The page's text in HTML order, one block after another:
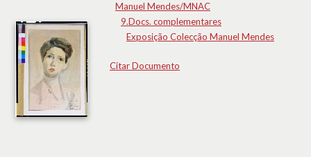
Manuel Mendes/MNAC
9.Docs. complementares
Exposição Colecção Manuel Mendes
Citar Documento